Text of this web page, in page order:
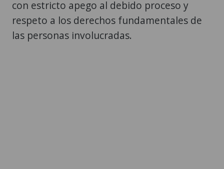
con estricto apego al debido proceso y
respeto a los derechos fundamentales de
las personas involucradas.